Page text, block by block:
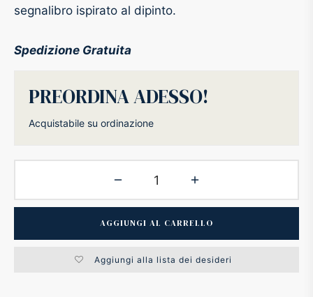
segnalibro ispirato al dipinto.
Spedizione Gratuita
PREORDINA ADESSO!
Acquistabile su ordinazione
AGGIUNGI AL CARRELLO
Aggiungi alla lista dei desideri